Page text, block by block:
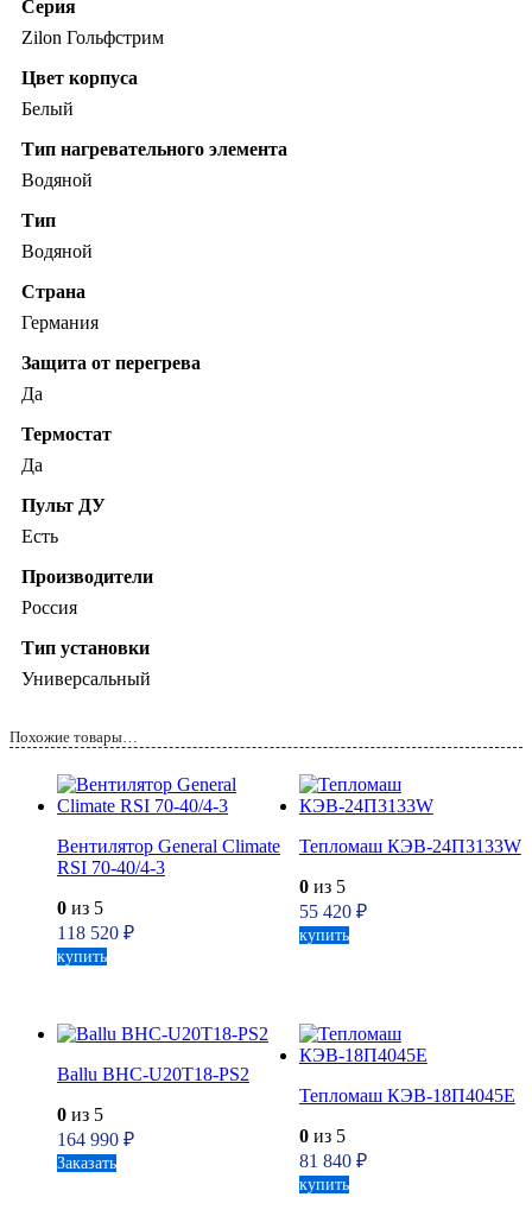
Серия
Zilon Гольфстрим
Цвет корпуса
Белый
Тип нагревательного элемента
Водяной
Тип
Водяной
Страна
Германия
Защита от перегрева
Да
Термостат
Да
Пульт ДУ
Есть
Производители
Россия
Тип установки
Универсальный
Похожие товары…
Вентилятор General Climate
RSI 70-40/4-3
0 из 5
118 520 ₽
купить
Тепломаш КЭВ-24П3133W
0из 5
55 420 ₽
купить
Ballu BHC-U20T18-PS2
0 из 5
164 990 ₽
Заказать
Тепломаш КЭВ-18П4045Е
0из 5
81 840 ₽
купить